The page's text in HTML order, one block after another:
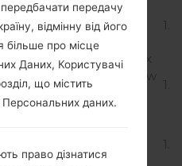
Unknown
Android 6.0.x
Marshmallow
Release
Nougat
передачу
відмінну від його
більше про місце
Даних, Користувачі
що містить
Персональних даних.
право дізнатися